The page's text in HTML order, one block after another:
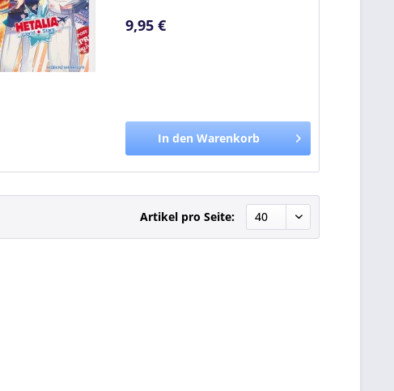
Und so beschließt England,...
9,95 €
In den Warenkorb
Artikel pro Seite: